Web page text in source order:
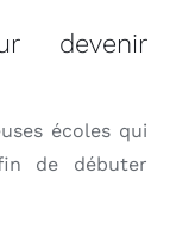
devenir
écoles qui
de débuter